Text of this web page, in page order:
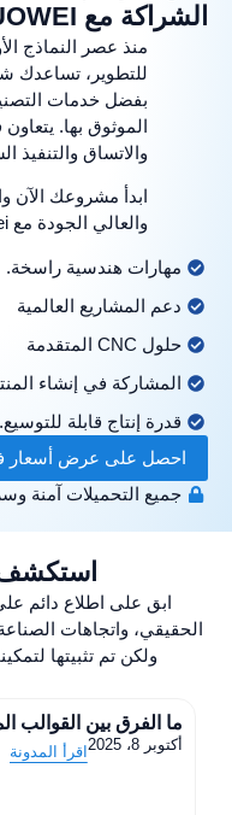
الشراكة مع TUOWEI لتشكيل رؤيتك
منذ عصر النماذج
بفضل خدمات
الموثوق بها.
والاتساق
ابدأ مشروعك الآن
والعالي الجودة مع Tuowei.
مهارات هندسية راسخة.
دعم المشاريع العالمية
حلول CNC المتقدمة
المشاركة في إنشاء
قدرة إنتاج قابلة للتوسيع.
احصل على عرض أسعار
جميع التحميلات آمنة
استكشف
ابق على اطلاع دائم
ولكن تم تثبيتها
ما الفرق بين القوالب
أكتوبر 8، 2025 اقرأ المدونة